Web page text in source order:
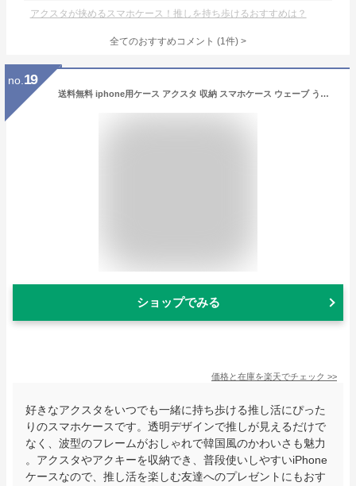
アクスタが挟めるスマホケース！推しを持ち歩けるおすすめは？
全てのおすすめコメント (1件) >
no. 19
送料無料 iphone用ケース アクスタ 収納 スマホケース ウェーブ うねうね iPhone15用 Plus pro max iPhone14用 iPhone13用 iPhone12用 11用 アクスタ収納ケース 韓国 クリア 可愛い アクキー 波型 透明 推し活 おしゃれ
ショップでみる
価格と在庫を楽天でチェック >>
好きなアクスタをいつでも一緒に持ち歩ける推し活にぴった
りのスマホケースです。透明デザインで推しが見えるだけで
なく、波型のフレームがおしゃれで韓国風のかわいさも魅力
。アクスタやアクキーを収納でき、普段使いしやすいiPhone
ケースなので、推し活を楽しむ友達へのプレゼントにもおす